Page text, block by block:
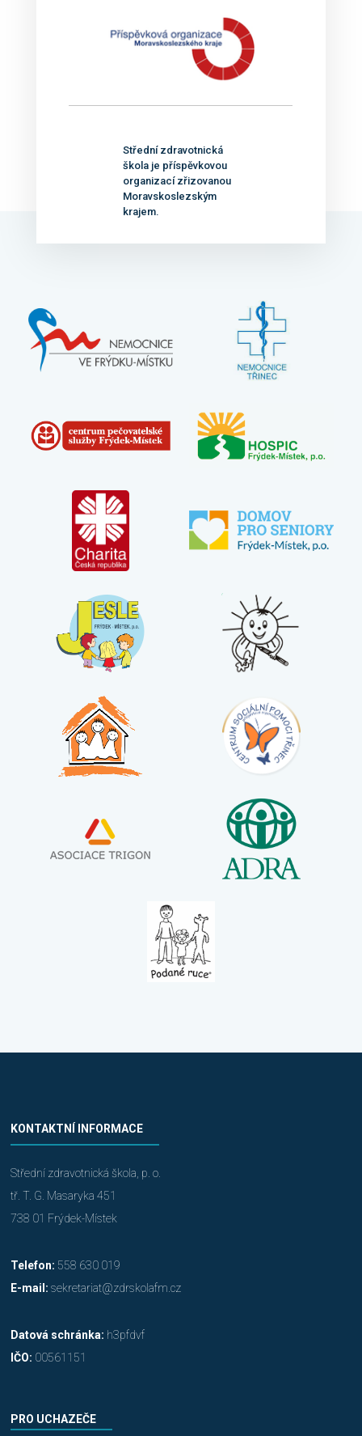
Střední zdravotnická
škola je příspěvkovou
organizací zřizovanou
Moravskoslezským
krajem.
KONTAKTNÍ INFORMACE
Střední zdravotnická škola, p. o.
tř. T. G. Masaryka 451
738 01 Frýdek-Místek
Telefon: 558 630 019
E-mail: sekretariat@zdrskolafm.cz
Datová schránka: h3pfdvf
IČO: 00561151
PRO UCHAZEČE